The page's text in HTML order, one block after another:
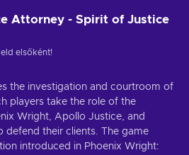
Attorney - Spirit of Justice
elsőként!
the investigation and courtroom of
players take the role of the
Wright, Apollo Justice, and
defend their clients. The game
introduced in Phoenix Wright: